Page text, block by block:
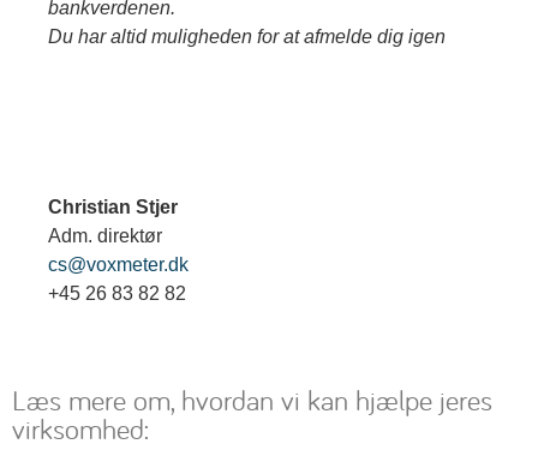
bankverdenen.
Du har altid muligheden for at afmelde dig igen
Christian Stjer
Adm. direktør
cs@voxmeter.dk
+45 26 83 82 82
Læs mere om, hvordan vi kan hjælpe jeres
virksomhed: